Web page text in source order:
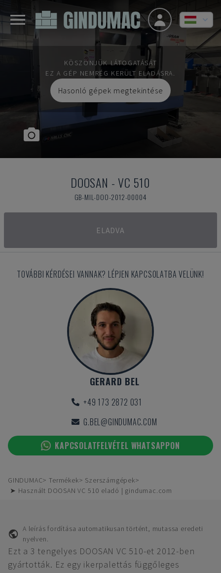
KÖSZÖNJÜK LÁTOGATÁSÁT
EZ A GÉP NEMRÉG KERÜLT ELADÁSRA.
Hasonló gépek megtekintése
DOOSAN -VC 510
GB-MIL-DOO-2012-00004
ELADVA
TOVÁBBI KÉRDÉSEI VANNAK? LÉPJEN KAPCSOLATBA VELÜNK!
GERARD BEL
+49 173 2872 031
G.BEL@GINDUMAC.COM
KAPCSOLATFELVÉTEL WHATSAPPON
GINDUMAC Termékek
Szerszámgépek
➤ Használt DOOSAN VC 510 eladó | gindumac.com
A leírás fordítása automatikusan történt, mutassa eredeti
nyelven.
Ezt a 3 tengelyes DOOSAN VC 510-et 2012-ben
gyártották. Ez egy ikerpalettás függőleges